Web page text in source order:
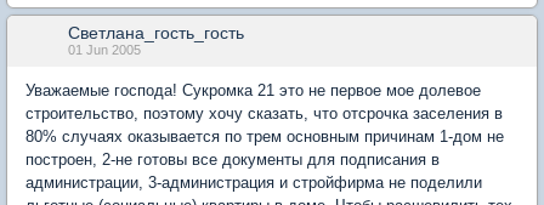
Светлана_гость_гость
01 Jun 2005
Уважаемые господа! Сукромка 21 это не первое мое долевое
строительство, поэтому хочу сказать, что отсрочка заселения в
80% случаях оказывается по трем основным причинам 1-дом не
построен, 2-не готовы все документы для подписания в
администрации, 3-администрация и стройфирма не поделили